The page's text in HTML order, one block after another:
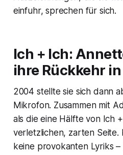
einfuhr, sprechen für sich.
Ich + Ich:
ihre Rückkehr
2004 stellte sie sich dann
Mikrofon. Zusammen mit
als die eine Hälfte von Ich
verletzlichen, zarten Seite.
keine provokanten Lyriks